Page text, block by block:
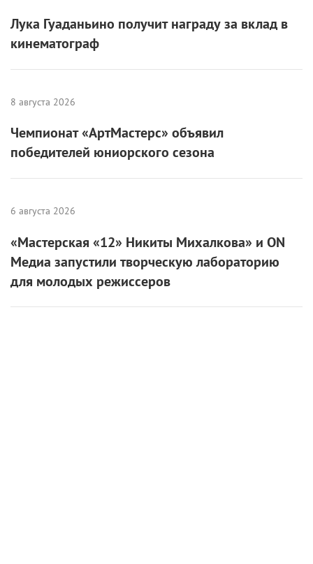
Лука Гуаданьино получит награду за вклад в
кинематограф
8 августа 2026
Чемпионат «АртМастерс» объявил
победителей юниорского сезона
6 августа 2026
«Мастерская «12» Никиты Михалкова» и ON
Медиа запустили творческую лабораторию
для молодых режиссеров